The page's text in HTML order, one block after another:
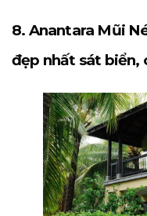
8. Anantara Mũi
đẹp nhất sát biển,